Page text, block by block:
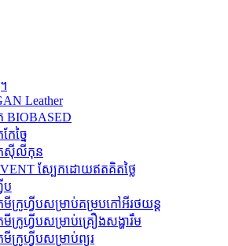
Leather
BIOBASED
ែច្នៃ
ស៊ីលីកុន
ស្បែកដោយឥតគិតថ្លៃ
ប
មីក្រូហ្វីបសម្រាប់គម្របកៅអីរថយន្ត
មីក្រូហ្វីបសម្រាប់គ្រឿងសង្ហារឹម
ក្រូហ្វីបសម្រាប់ព្យួរ